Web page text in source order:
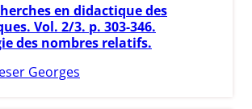
en didactique des
Vol. 2/3. p. 303-346.
des nombres relatifs.
Georges